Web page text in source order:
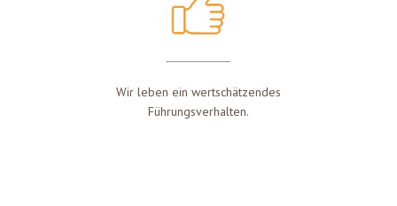
Wir leben ein wertschätzendes
Führungsverhalten.